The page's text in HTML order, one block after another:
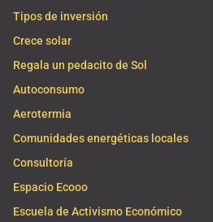
Tipos de inversión
Crece solar
Regala un pedacito de Sol
Autoconsumo
Aerotermia
Comunidades energéticas locales
Consultoría
Espacio Ecooo
Escuela de Activismo Económico